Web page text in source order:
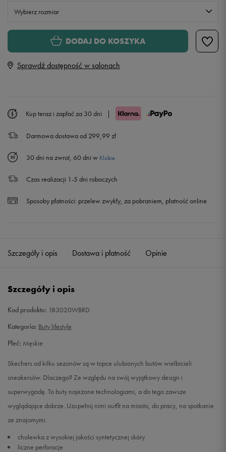
Wybierz rozmiar
Rozmiary EU
26 cm
43 28 cm
44 28,5 cm
45 29 cm
DODAJ DO KOSZYKA
Sprawdź dostępność w salonach
Kup teraz i zapłać za 30 dni |
Darmowa dostawa od 299,99 zł
30 dni na zwrot, 60 dni w Klubie
Czas realizacji 1-5 dni roboczych
Sposoby płatności: przelew zwykły, za pobraniem, płatność online
Szczegóły i opis Dostawa i płatność Opinie
Szczegóły i opis
Kod produktu: 183020WBRD
Kategoria: Buty lifestyle
Płeć: Męskie
Skechers od kilku sezonów są w topce ulubionych butów wielbicieli
sneakersów. Dlaczego? Ze względu na swój wyjątkowy design i
superwygodę. To buty najeżone technologiami, a do tego zawsze
wyglądające dobrze. Uzupełnij nimi outfit na miasto, do pracy, na spotkanie
ze znajomymi.
cholewka z wysokiej jakości syntetycznej skóry
liczne perforacje